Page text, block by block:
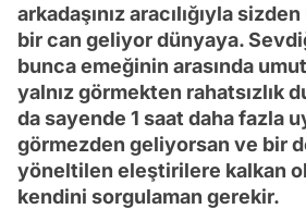
arkadaşınız aracılığıyla
bir can geliyor dünyaya.
bunca emeğinin arasında
yalnız görmekten rahatsızlık
da sayende 1 saat daha fazla
görmezden geliyorsan ve bir
yöneltilen eleştirilere kalkan
kendini sorgulaman gerekir.